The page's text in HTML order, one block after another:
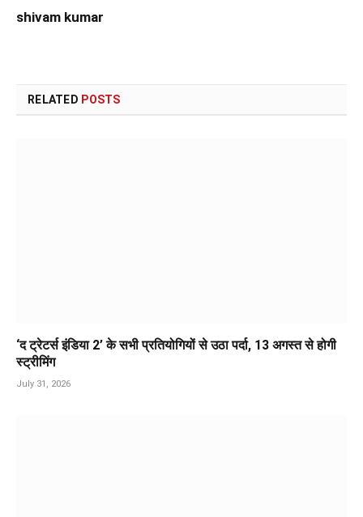
shivam kumar
RELATED POSTS
‘द ट्रेटर्स इंडिया 2’ के सभी प्रतियोगियों से उठा पर्दा, 13 अगस्त से होगी
स्ट्रीमिंग
July 31, 2026